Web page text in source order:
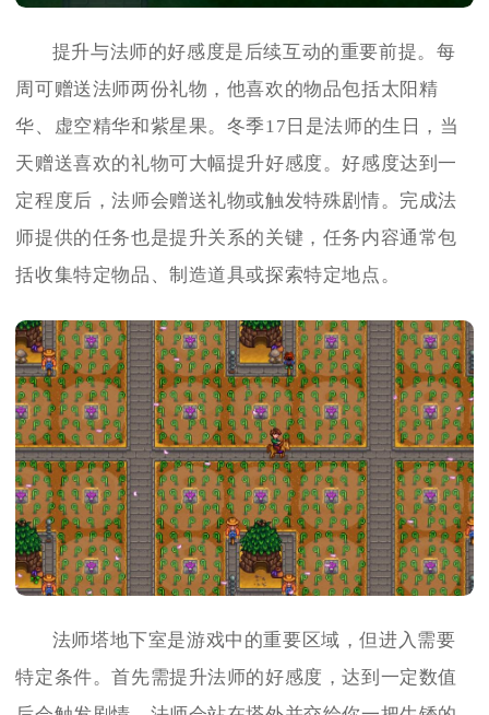
提升与法师的好感度是后续互动的重要前提。每
周可赠送法师两份礼物，他喜欢的物品包括太阳精
华、虚空精华和紫星果。冬季17日是法师的生日，当
天赠送喜欢的礼物可大幅提升好感度。好感度达到一
定程度后，法师会赠送礼物或触发特殊剧情。完成法
师提供的任务也是提升关系的关键，任务内容通常包
括收集特定物品、制造道具或探索特定地点。
法师塔地下室是游戏中的重要区域，但进入需要
特定条件。首先需提升法师的好感度，达到一定数值